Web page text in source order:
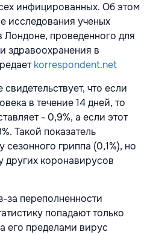
инфицированных. Об этом
исследования ученых
проведенного для
здравоохранения в
korrespondent.net
что если
в течение 14 дней, то
- 0,9%, а если этот
Такой показатель
сезонного гриппа (0,1%), но
других коронавирусов
за переполненности
попадают только
его пределами вирус